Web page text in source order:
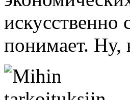
искусственно
понимает. Ну,